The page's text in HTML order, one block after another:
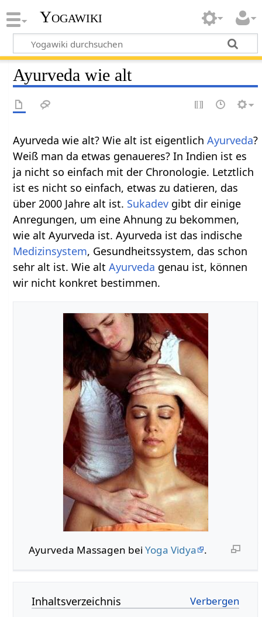
Yogawiki
Ayurveda wie alt
Ayurveda wie alt? Wie alt ist eigentlichAyurveda?
Weiß man da etwas genaueres? In Indien ist es
ja nicht so einfach mit der Chronologie. Letztlich
ist es nicht so einfach, etwas zu datieren, das
über 2000 Jahre alt ist. Sukadev gibt dir einige
Anregungen, um eine Ahnung zu bekommen,
wie alt Ayurveda ist. Ayurveda ist das indische
Medizinsystem, Gesundheitssystem, das schon
sehr alt ist. Wie altAyurveda genau ist, können
wir nicht konkret bestimmen.
Ayurveda Massagen bei Yoga Vidya .
Inhaltsverzeichnis